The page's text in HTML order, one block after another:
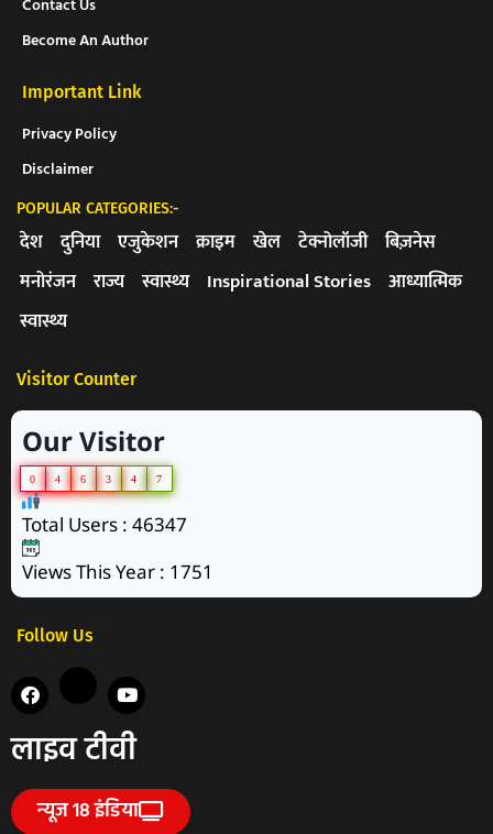
Contact Us
Become An Author
Important Link
Privacy Policy
Disclaimer
POPULAR CATEGORIES:-
देश दुनिया एजुकेशन क्राइम खेल टेक्नोलॉजी बिज़नेस
मनोरंजन राज्य स्वास्थ्य Inspirational Stories आध्यात्मिक
स्वास्थ्य
Visitor Counter
Our Visitor
0 4 6 3 4 7
Total Users : 46347
Views This Year : 1751
Follow Us
लाइव टीवी
न्यूज 18 इंडिया